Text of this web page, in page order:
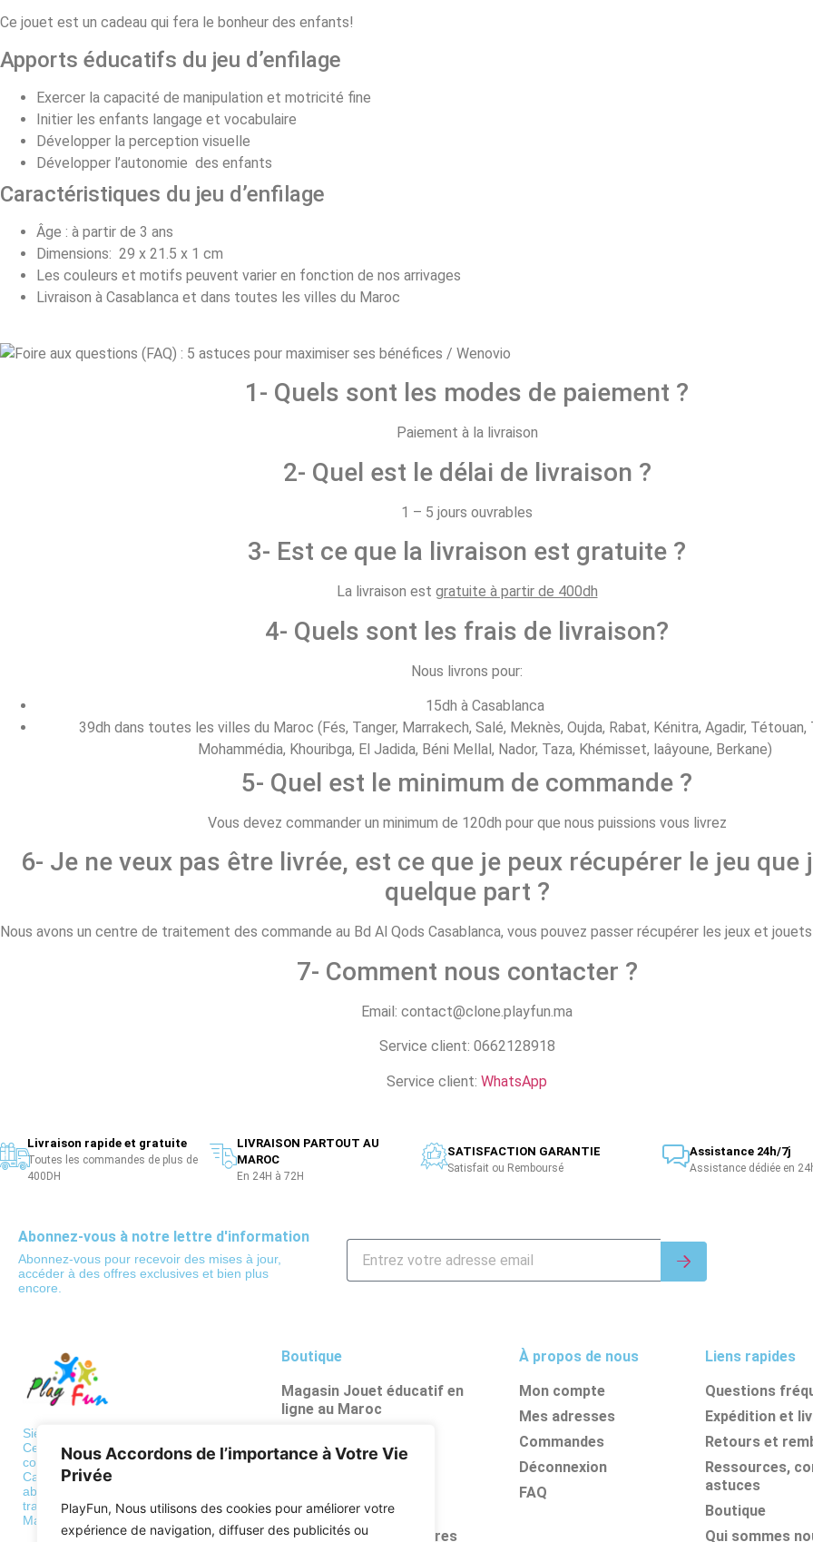
Nous Accordons de l’importance à Votre Vie
Privée
PlayFun, Nous utilisons des cookies pour améliorer votre
expérience de navigation, diffuser des publicités ou
Ce jouet est un cadeau qui fera le bonheur des enfants!
Apports éducatifs du jeu d’enfilage
Exercer la capacité de manipulation et motricité fine
Initier les enfants langage et vocabulaire
Développer la perception visuelle
Développer l’autonomie des enfants
Caractéristiques du jeu d’enfilage
Âge : à partir de 3 ans
Dimensions: 29 x 21.5 x 1 cm
Les couleurs et motifs peuvent varier en fonction de nos arrivages
Livraison à Casablanca et dans toutes les villes du Maroc
1- Quels sont les modes de paiement ?
Paiement à la livraison
2- Quel est le délai de livraison ?
1 – 5 jours ouvrables
3- Est ce que la livraison est gratuite ?
La livraison est gratuite à partir de 400dh
4- Quels sont les frais de livraison?
Nous livrons pour:
15dh à Casablanca
39dh dans toutes les villes du Maroc (Fés, Tanger, Marrakech, Salé, Meknès, Oujda, Rabat, Kénitra, Agadir, Tétouan,
Mohammédia, Khouribga, El Jadida, Béni Mellal, Nador, Taza, Khémisset, laâyoune, Berkane)
5- Quel est le minimum de commande ?
Vous devez commander un minimum de 120dh pour que nous puissions vous livrez
6- Je ne veux pas être livrée, est ce que je peux récupérer le jeu que
quelque part ?
Nous avons un centre de traitement des commande au Bd Al Qods Casablanca, vous pouvez passer récupérer les jeux et
7- Comment nous contacter ?
Email: contact@clone.playfun.ma
Service client: 0662128918
Service client: WhatsApp
Livraison rapide et gratuite
Toutes les commandes de plus de
400DH
LIVRAISON PARTOUT AU
MAROC
En 24H à 72H
SATISFACTION GARANTIE
Satisfait ou Remboursé
Assistance 24h/7j
Assistance dédiée en
Abonnez-vous à notre lettre d'information
Abonnez-vous pour recevoir des mises à jour,
accéder à des offres exclusives et bien plus
encore.
Siège: 36 BD de Paris, Casablanca
Centre de traitement des
commandes
Casa: Bd al qods, hay mouley
abdellah Casablanca Centre de
traitement des commandes
Maroc: Zone industrielle Mediouna
Boutique
Magasin Jouet éducatif en
ligne au Maroc
Véhicules et circuits
Puzzles
Apprentissages scolaires
À propos de nous
Mon compte
Mes adresses
Commandes
Déconnexion
FAQ
Liens rapides
Questions
Expédition et
Retours et
Ressources,
astuces
Boutique
Qui sommes